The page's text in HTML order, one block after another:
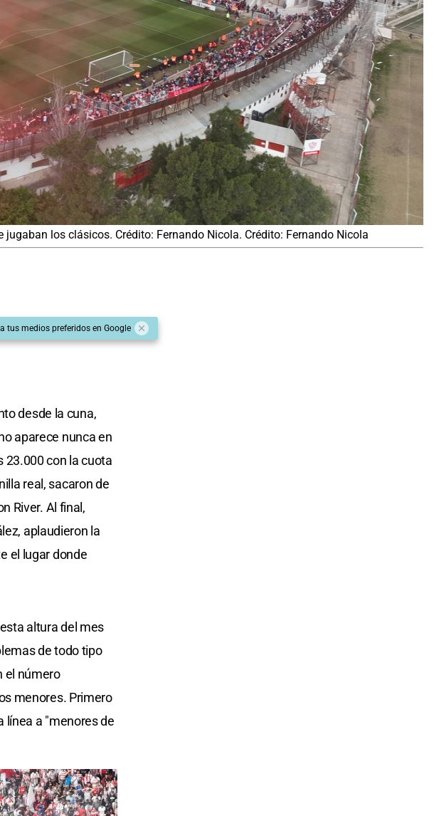
los clásicos. Crédito: Fernando Nicola. Crédito: Fernando Nicola
tus medios preferidos en Google
desde la cuna,
aparece nunca en
23.000 con la cuota
real, sacaron de
River. Al final,
aplaudieron la
el lugar donde
altura del mes
de todo tipo
el número
menores. Primero
línea a "menores de